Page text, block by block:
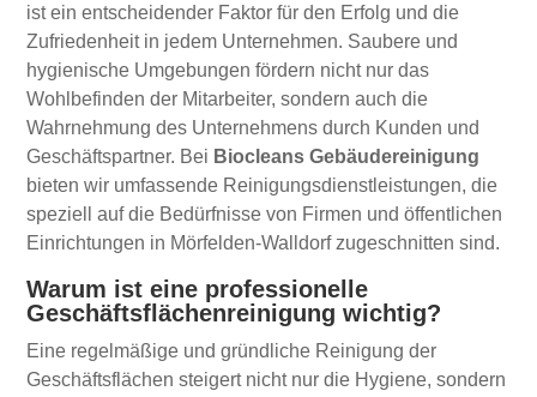
ist ein entscheidender Faktor für den Erfolg und die
Zufriedenheit in jedem Unternehmen. Saubere und
hygienische Umgebungen fördern nicht nur das
Wohlbefinden der Mitarbeiter, sondern auch die
Wahrnehmung des Unternehmens durch Kunden und
Geschäftspartner. Bei Biocleans Gebäudereinigung
bieten wir umfassende Reinigungsdienstleistungen, die
speziell auf die Bedürfnisse von Firmen und öffentlichen
Einrichtungen in Mörfelden-Walldorf zugeschnitten sind.
Warum ist eine professionelle
Geschäftsflächenreinigung wichtig?
Eine regelmäßige und gründliche Reinigung der
Geschäftsflächen steigert nicht nur die Hygiene, sondern